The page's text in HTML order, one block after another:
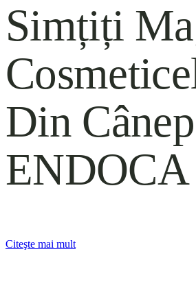
Simțiți
Din
ENDOCA
Citeşte mai mult